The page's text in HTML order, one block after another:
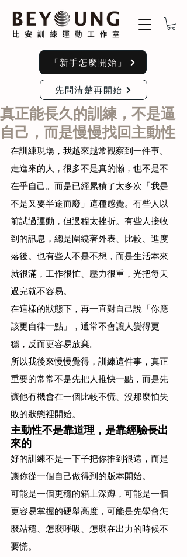
「新手怎麼開始」
先問清楚再開始
真正能長久的訓練，不是逼
自己，而是慢慢找回主動性
在訓練現場，我越來越常觀察到一件事。
走進來的人，很多不是真的懶，也不是不
在乎自己。而是已經累積了太多次「我是
不是又要半途而廢」這種感覺。有些人以
前試過運動，但過程太挫折。有些人接收
到的訊息，總是圍繞著外表、比較、進度
落後。也有些人不是不想，而是生活本來
就很滿，工作很忙、壓力很重，光把每天
過完就不容易。
在這樣的狀態下，再一直對自己說「你應
該更自律一點」，通常不會讓人變得更
穩，反而更容易放棄。
所以我後來慢慢覺得，訓練這件事，真正
重要的常常不是先把人推快一點，而是先
讓他有機會在一個比較不慌、沒那麼怕失
敗的狀態裡開始。
主動性不是靠道理，是靠經驗長出
來的
好的訓練不是一下子把你推到很遠，而是
讓你從一個自己做得到的版本開始。
可能是一個更穩的箱上深蹲，可能是一個
更容易掌握的硬舉高度，可能是先學會怎
麼站穩、怎麼呼吸、怎麼在出力的時候不
要慌。